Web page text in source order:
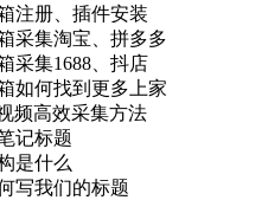
注册、插件安装
采集淘宝、拼多多
采集1688、抖店
如何找到更多上家
频高效采集方法
记标题
是什么
写我们的标题